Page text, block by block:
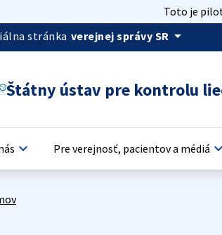
Toto je
stránka verejnej správy SR arrow_drop_down
Štátny ústav pre kontrolu
keyboard_arrow_down Pre verejnosť, pacientov a médiá keyboard_arrow_down